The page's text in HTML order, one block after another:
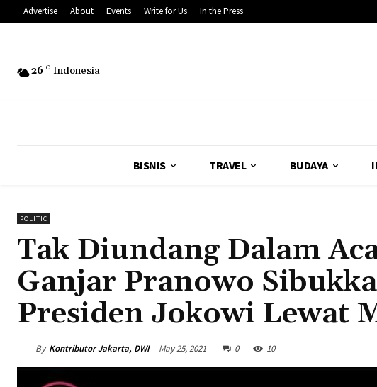
Advertise About Events Write for Us In the Press
26 C Indonesia
BISNIS TRAVEL BUDAYA
POLITIC
Tak Diundang Dalam
Ganjar Pranowo
Presiden Jokowi Lewat
By Kontributor Jakarta, DWI May 25, 2021 0 10